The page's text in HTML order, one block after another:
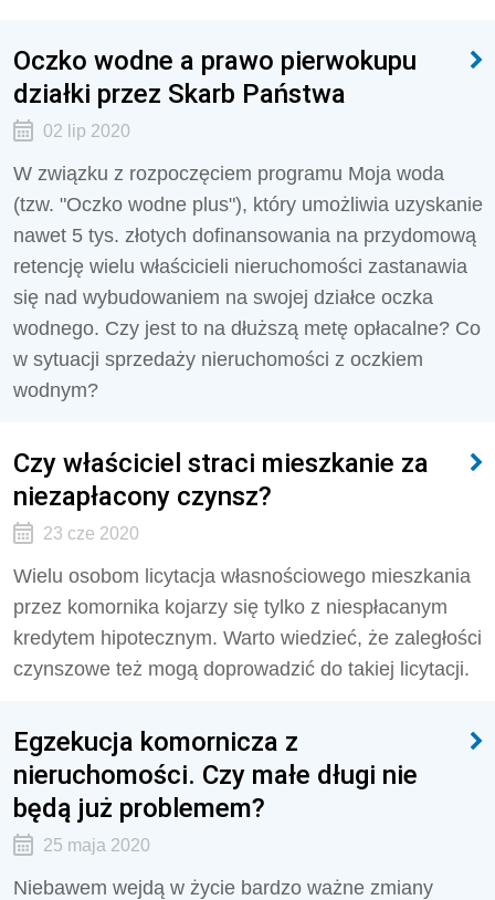
Oczko wodne a prawo pierwokupu
działki przez Skarb Państwa
02 lip 2020
W związku z rozpoczęciem programu Moja woda
(tzw. "Oczko wodne plus"), który umożliwia uzyskanie
nawet 5 tys. złotych dofinansowania na przydomową
retencję wielu właścicieli nieruchomości zastanawia
się nad wybudowaniem na swojej działce oczka
wodnego. Czy jest to na dłuższą metę opłacalne? Co
w sytuacji sprzedaży nieruchomości z oczkiem
wodnym?
Czy właściciel straci mieszkanie za
niezapłacony czynsz?
23 cze 2020
Wielu osobom licytacja własnościowego mieszkania
przez komornika kojarzy się tylko z niespłacanym
kredytem hipotecznym. Warto wiedzieć, że zaległości
czynszowe też mogą doprowadzić do takiej licytacji.
Egzekucja komornicza z
nieruchomości. Czy małe długi nie
będą już problemem?
25 maja 2020
Niebawem wejdą w życie bardzo ważne zmiany